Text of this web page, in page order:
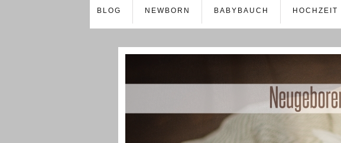
BLOG NEWBORN BABYBAUCH HOCHZEIT